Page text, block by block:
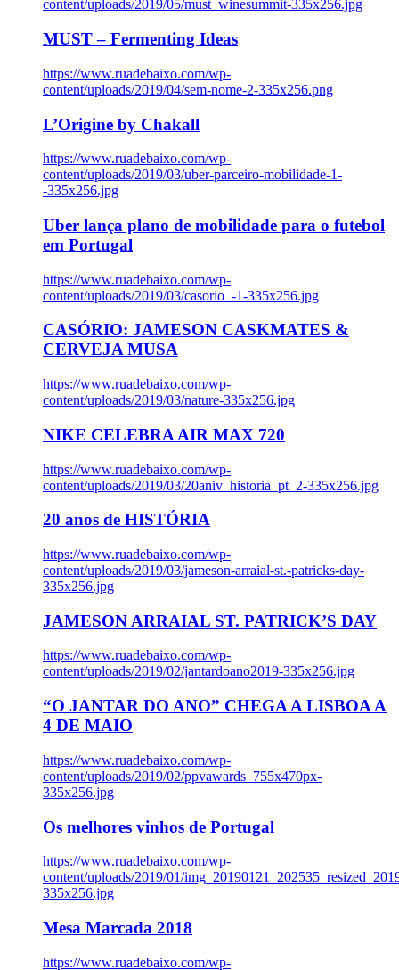
content/uploads/2019/05/must_winesummit-335x256.jpg
MUST – Fermenting Ideas
https://www.ruadebaixo.com/wp-
content/uploads/2019/04/sem-nome-2-335x256.png
L’Origine by Chakall
https://www.ruadebaixo.com/wp-
content/uploads/2019/03/uber-parceiro-mobilidade-1-
-335x256.jpg
Uber lança plano de mobilidade para o futebol
em Portugal
https://www.ruadebaixo.com/wp-
content/uploads/2019/03/casorio_-1-335x256.jpg
CASÓRIO: JAMESON CASKMATES &
CERVEJA MUSA
https://www.ruadebaixo.com/wp-
content/uploads/2019/03/nature-335x256.jpg
NIKE CELEBRA AIR MAX 720
https://www.ruadebaixo.com/wp-
content/uploads/2019/03/20aniv_historia_pt_2-335x256.jpg
20 anos de HISTÓRIA
https://www.ruadebaixo.com/wp-
content/uploads/2019/03/jameson-arraial-st.-patricks-day-
335x256.jpg
JAMESON ARRAIAL ST. PATRICK’S DAY
https://www.ruadebaixo.com/wp-
content/uploads/2019/02/jantardoano2019-335x256.jpg
“O JANTAR DO ANO” CHEGA A LISBOA A
4 DE MAIO
https://www.ruadebaixo.com/wp-
content/uploads/2019/02/ppvawards_755x470px-
335x256.jpg
Os melhores vinhos de Portugal
https://www.ruadebaixo.com/wp-
content/uploads/2019/01/
335x256.jpg
Mesa Marcada 2018
https://www.ruadebaixo.com/wp-